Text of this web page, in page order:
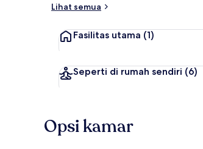
Lihat semua
Fasilitas utama (1)
Seperti di rumah sendiri (6)
Opsi kamar